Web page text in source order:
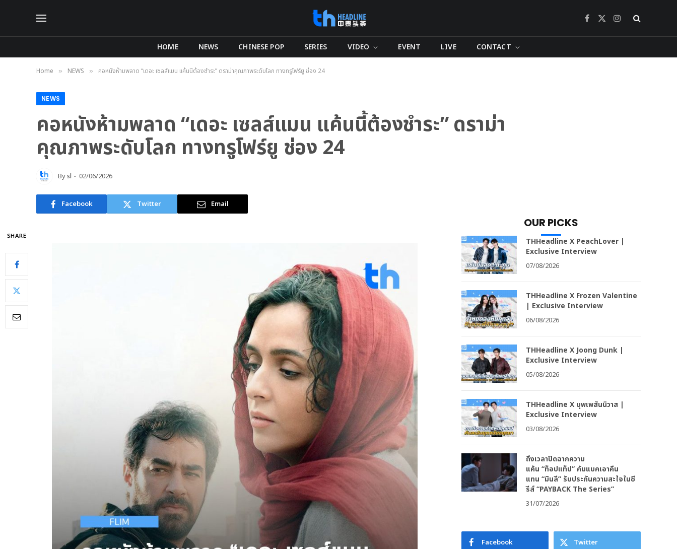
Facebook
X
Instagram
HOME NEWS CHINESE POP SERIES VIDEO EVENT LIVE CONTACT
Home » NEWS » คอหนังห้ามพลาด “เดอะ เซลส์แมน แค้นนี้ต้องชำระ” ดราม่าคุณภาพระดับโลก ทางทรูโฟร์ยู ช่อง 24
NEWS
คอหนังห้ามพลาด “เดอะ เซลส์แมน แค้นนี้ต้องชำระ” ดราม่า
คุณภาพระดับโลก ทางทรูโฟร์ยู ช่อง 24
Bysl 02/06/2026
Facebook Twitter Email
SHARE
OUR PICKS
THHeadline X PeachLover |
Exclusive Interview
07/08/2026
THHeadline X Frozen Valentine
| Exclusive Interview
06/08/2026
THHeadline X Joong Dunk |
Exclusive Interview
05/08/2026
THHeadline X บุพเพสันนิวาส |
Exclusive Interview
03/08/2026
ถึงเวลาปิดฉากความ
แค้น “ท็อปแท็ป” คัมแบคเอาคืน
แทน “มินลี” รับประกันความสะใจในซี
รีส์ “PAYBACK The Series”
31/07/2026
Facebook Twitter